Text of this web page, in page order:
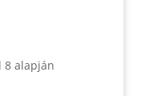
8 alapján